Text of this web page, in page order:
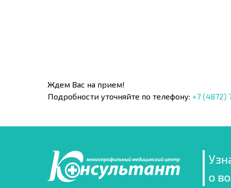
Ждем Вас на прием!
Подробности уточняйте по телефону: +7 (4872)
о